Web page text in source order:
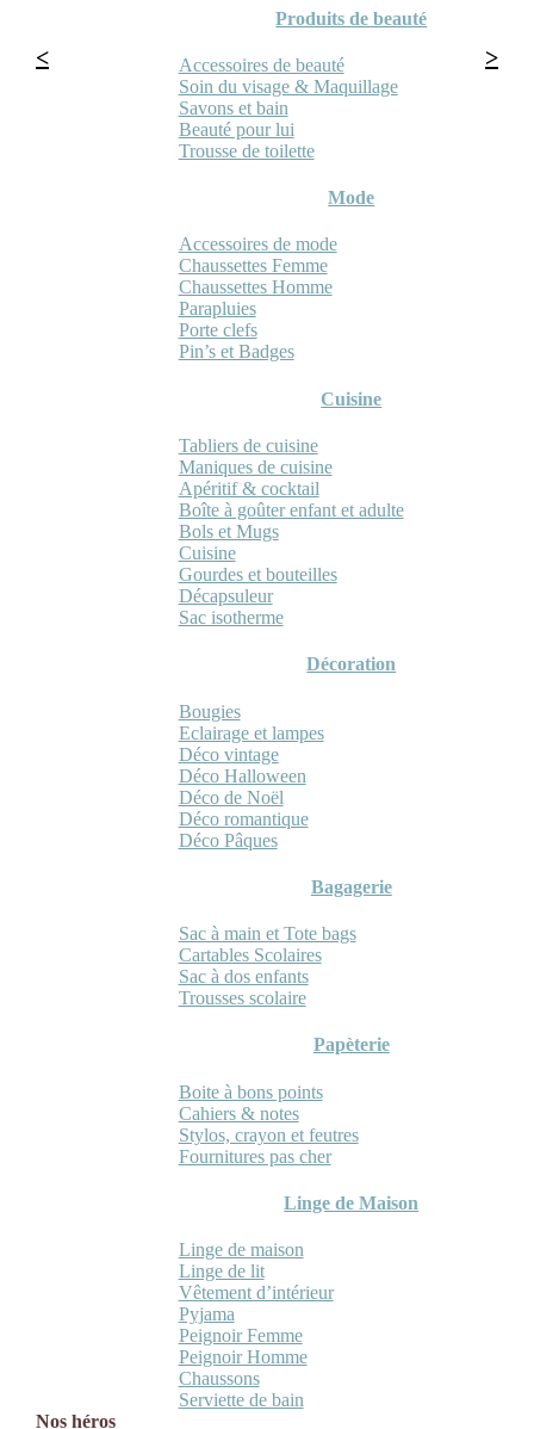
Produits de beauté
Accessoires de beauté
Soin du visage & Maquillage
Savons et bain
Beauté pour lui
Trousse de toilette
Mode
Accessoires de mode
Chaussettes Femme
Chaussettes Homme
Parapluies
Porte clefs
Pin’s et Badges
Cuisine
Tabliers de cuisine
Maniques de cuisine
Apéritif & cocktail
Boîte à goûter enfant et adulte
Bols et Mugs
Cuisine
Gourdes et bouteilles
Décapsuleur
Sac isotherme
Décoration
Bougies
Eclairage et lampes
Déco vintage
Déco Halloween
Déco de Noël
Déco romantique
Déco Pâques
Bagagerie
Sac à main et Tote bags
Cartables Scolaires
Sac à dos enfants
Trousses scolaire
Papèterie
Boite à bons points
Cahiers & notes
Stylos, crayon et feutres
Fournitures pas cher
Linge de Maison
Linge de maison
Linge de lit
Vêtement d’intérieur
Pyjama
Peignoir Femme
Peignoir Homme
Chaussons
Serviette de bain
Nos héros